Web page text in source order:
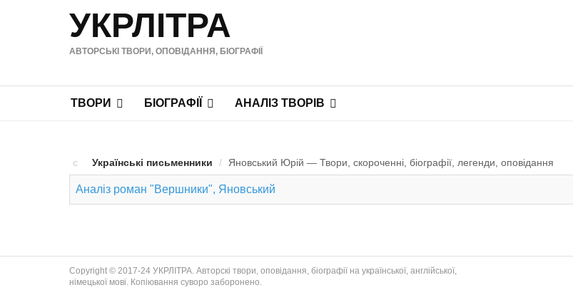
УКРЛІТРА
АВТОРСЬКІ ТВОРИ, ОПОВІДАННЯ, БІОГРАФІЇ
ТВОРИ БІОГРАФІЇ АНАЛІЗ ТВОРІВ
Українські письменники / Яновський Юрій — Твори, скороченні, біографії, легенди, оповiдання
Аналіз роман "Вершники", Яновський
Copyright © 2017-24 УКРЛІТРА. Авторскі твори, оповідання, біографії на української, англійської,
німецької мові. Копіювання суворо заборонено.